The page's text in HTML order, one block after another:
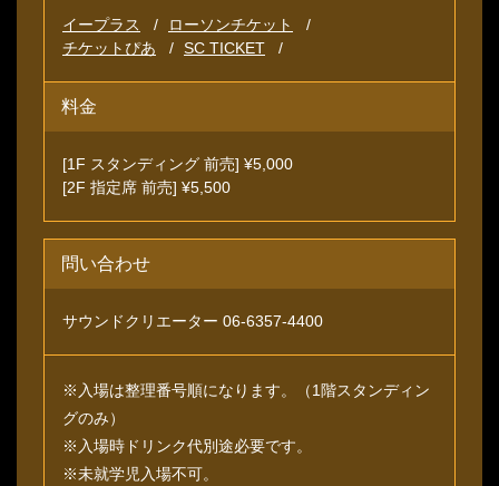
イープラス
ローソンチケット
チケットぴあ
SC TICKET
料金
[1F スタンディング 前売] ¥5,000
[2F 指定席 前売] ¥5,500
問い合わせ
サウンドクリエーター 06-6357-4400
※入場は整理番号順になります。（1階スタンディン
グのみ）
※入場時ドリンク代別途必要です。
※未就学児入場不可。